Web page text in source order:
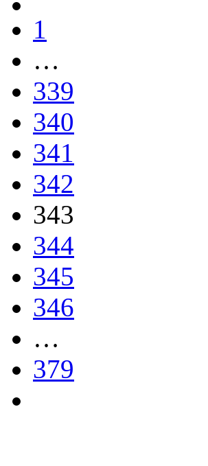
1
…
339
340
341
342
343
344
345
346
…
379